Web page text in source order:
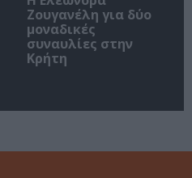
Ζουγανέλη για δύο
μοναδικές
συναυλίες στην
Κρήτη